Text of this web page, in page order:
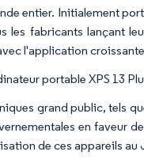
entier. Initialement
les fabricants lançant
l'application
portable XPS 13
grand public, tels
en faveur
de ces appareils au